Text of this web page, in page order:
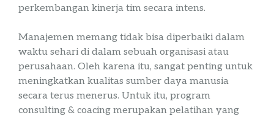
perkembangan kinerja tim secara intens.
Manajemen memang tidak bisa diperbaiki dalam
waktu sehari di dalam sebuah organisasi atau
perusahaan. Oleh karena itu, sangat penting untuk
meningkatkan kualitas sumber daya manusia
secara terus menerus. Untuk itu, program
consulting & coacing merupakan pelatihan yang